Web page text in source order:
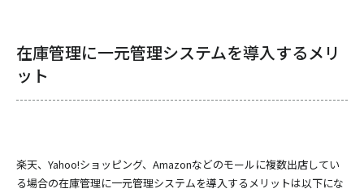
在庫管理に一元管理システムを導入するメリ
ット
楽天、Yahoo!ショッピング、Amazonなどのモールに複数出店してい
る場合の在庫管理に一元管理システムを導入するメリットは以下にな